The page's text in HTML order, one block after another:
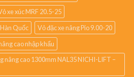
xe xúc MRF 20.5-25
Quốc
Vỏ đặc xe nâng Pio 9.00-20
cao nhập khẩu
nâng cao 1300mm NAL35 NICHI-LIFT –